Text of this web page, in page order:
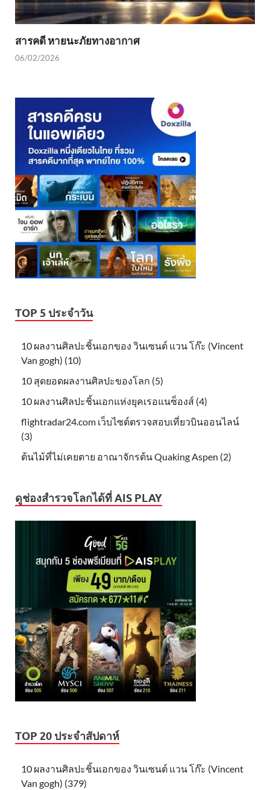
สารคดี หายนะภัยทางอากาศ
06/02/2026
TOP 5 ประจำวัน
10 ผลงานศิลปะชิ้นเอกของ วินเซนต์ แวน โก๊ะ (Vincent
Van gogh) (10)
10 สุดยอดผลงานศิลปะของโลก (5)
10 ผลงานศิลปะชิ้นเอกแห่งยุคเรอแนซ็องส์ (4)
flightradar24.com เว็บไซต์ตรวจสอบเที่ยวบินออนไลน์
(3)
ต้นไม้ที่ไม่เคยตาย อาณาจักรต้น Quaking Aspen (2)
ดูช่องสำรวจโลกได้ที่ AIS PLAY
TOP 20 ประจำสัปดาห์
10 ผลงานศิลปะชิ้นเอกของ วินเซนต์ แวน โก๊ะ (Vincent
Van gogh) (379)